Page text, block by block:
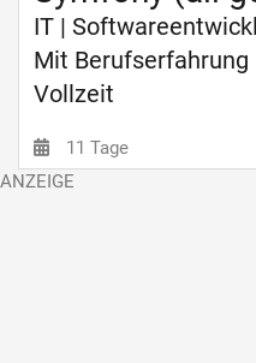
IT |
Mit
Vollzeit
11 Tage